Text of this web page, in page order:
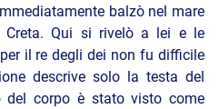
balzò nel mare
Creta. Qui si rivelò a lei e le
il re degli dei non fu difficile
descrive solo la testa del
del corpo è stato visto come